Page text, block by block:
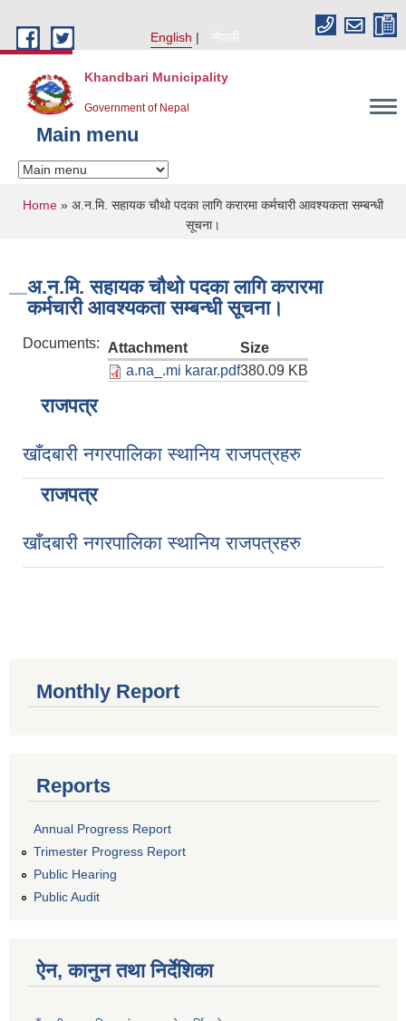
English
नेपाली
Khandbari Municipality
Government of Nepal
Main menu
You are here
Home » अ.न.मि. सहायक चौथो पदका लागि करारमा कर्मचारी आवश्यकता सम्बन्धी
सूचना।
अ.न.मि. सहायक चौथो पदका लागि करारमा
कर्मचारी आवश्यकता सम्बन्धी सूचना।
Documents: Attachment
Size
a.na_.mi karar.pdf380.09 KB
राजपत्र
खाँदबारी नगरपालिका स्थानिय राजपत्रहरु
राजपत्र
खाँदबारी नगरपालिका स्थानिय राजपत्रहरु
Monthly Report
Reports
Annual Progress Report
Trimester Progress Report
Public Hearing
Public Audit
ऐन, कानुन तथा निर्देशिका